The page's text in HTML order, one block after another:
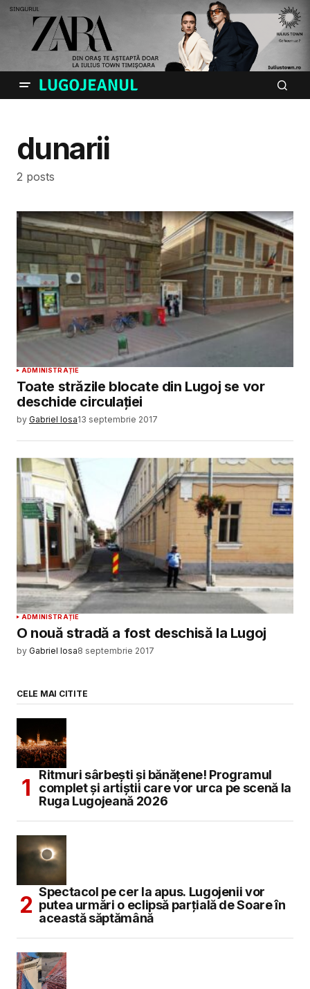
dunarii
2 posts
ADMINISTRAȚIE
Toate străzile blocate din Lugoj se vor
deschide circulaţiei
by Gabriel Iosa13 septembrie 2017
ADMINISTRAȚIE
O nouă stradă a fost deschisă la Lugoj
by Gabriel Iosa8 septembrie 2017
CELE MAI CITITE
Ritmuri sârbești și bănățene! Programul
complet și artiștii care vor urca pe scenă la
Ruga Lugojeană 2026
Spectacol pe cer la apus. Lugojenii vor
putea urmări o eclipsă parțială de Soare în
această săptămână